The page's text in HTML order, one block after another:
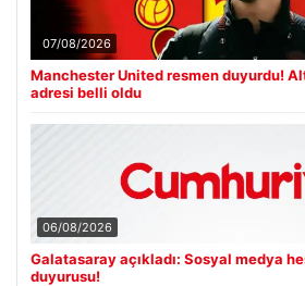
07/08/2026
Manchester United resmen duyurdu!
adresi belli oldu
06/08/2026
Galatasaray açıkladı: Sosyal medya
duyurusu!